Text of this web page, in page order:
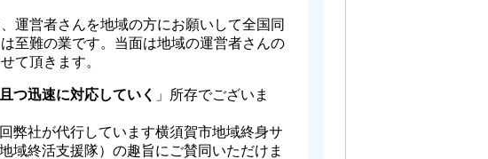
運営者さんを地域の方にお願いして全国同
至難の業です。当面は地域の運営者さんの
て頂きます。
つ迅速に対応していく 」所存でございま
弊社が代行しています横須賀市地域終身サ
域終活支援隊）の趣旨にご賛同いただけま